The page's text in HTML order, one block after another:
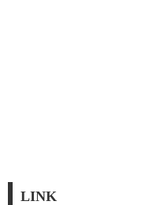
LINK